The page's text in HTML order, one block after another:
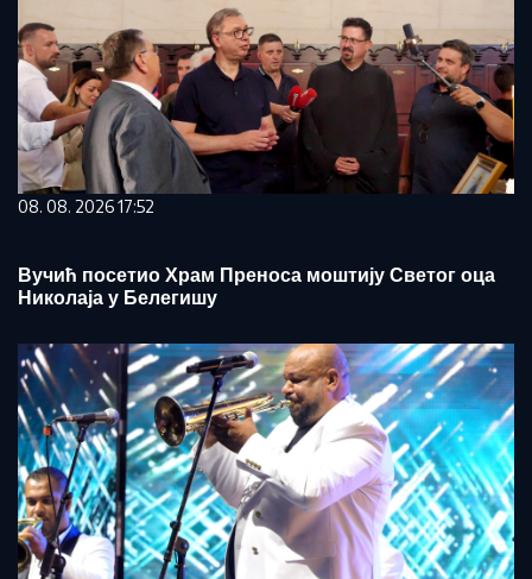
08. 08. 2026 17:52
Вучић посетио Храм Преноса моштију Светог оца
Николаја у Белегишу